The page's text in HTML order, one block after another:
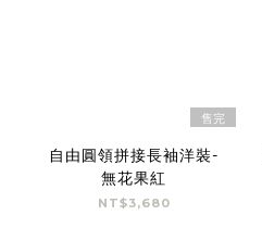
售完
自由圓領拼接長袖洋裝-
無花果紅
NT$3,680